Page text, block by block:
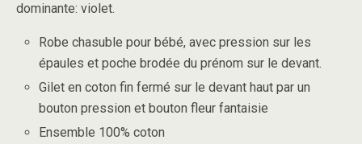
dominante: violet.
Robe chasuble pour bébé, avec pression sur les
épaules et poche brodée du prénom sur le devant.
Gilet en coton fin fermé sur le devant haut par un
bouton pression et bouton fleur fantaisie
Ensemble 100% coton